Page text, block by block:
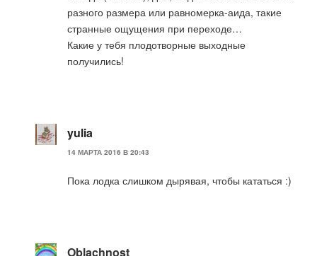
разного размера или равномерка-аида, такие
странные ощущения при переходе…
Какие у тебя плодотворные выходные
получились!
yulia
14 МАРТА 2016 В 20:43
Пока лодка слишком дырявая, чтобы кататься :)
Oblachnost